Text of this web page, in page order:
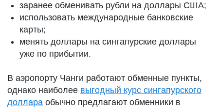
заранее обменивать рубли на доллары США;
использовать международные банковские
карты;
менять доллары на сингапурские доллары
уже по прибытии.
В аэропорту Чанги работают обменные пункты,
однако наиболее выгодный курс сингапурского
доллара обычно предлагают обменники в